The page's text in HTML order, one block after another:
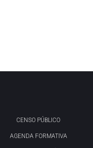
CENSO PÚBLICO
AGENDA FORMATIVA